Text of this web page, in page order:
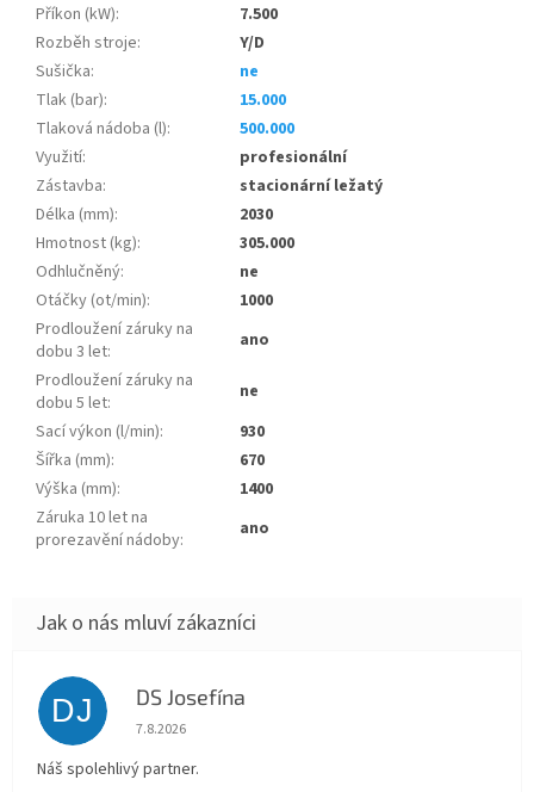
Příkon (kW):
7.500
Rozběh stroje:
Y/D
Sušička:
ne
Tlak (bar):
15.000
Tlaková nádoba (l):
500.000
Využití:
profesionální
Zástavba:
stacionární ležatý
Délka (mm):
2030
Hmotnost (kg):
305.000
Odhlučněný:
ne
Otáčky (ot/min):
1000
Prodloužení záruky na
dobu 3 let:
ano
Prodloužení záruky na
dobu 5 let:
ne
Sací výkon (l/min):
930
Šířka (mm):
670
Výška (mm):
1400
Záruka 10 let na
prorezavění nádoby: ano
DJ DS Josefína
Hodnocení obchodu je 5 z 5 hvězdiček.
7.8.2026
Náš spolehlivý partner.